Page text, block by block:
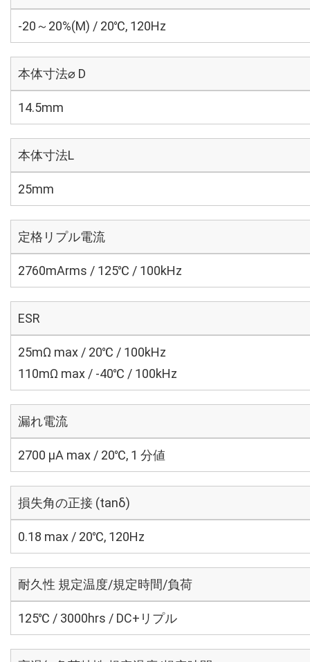
-20～20%(M) / 20℃, 120Hz
本体寸法⌀ D
14.5mm
本体寸法L
25mm
定格リプル電流
2760mArms / 125℃ / 100kHz
ESR
25mΩ max / 20℃ / 100kHz
110mΩ max / -40℃ / 100kHz
漏れ電流
2700 μA max / 20℃, 1 分値
損失角の正接 (tanδ)
0.18 max / 20℃, 120Hz
耐久性 規定温度/規定時間/負荷
125℃ / 3000hrs / DC+リプル